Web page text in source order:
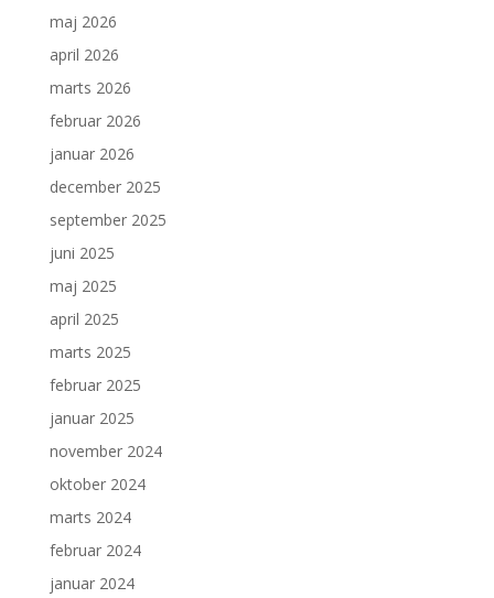
maj 2026
april 2026
marts 2026
februar 2026
januar 2026
december 2025
september 2025
juni 2025
maj 2025
april 2025
marts 2025
februar 2025
januar 2025
november 2024
oktober 2024
marts 2024
februar 2024
januar 2024